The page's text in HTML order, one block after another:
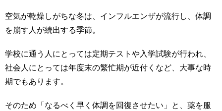
空気が乾燥しがちな冬は、インフルエンザが流行し、体調
を崩す人が続出する季節。
学校に通う人にとっては定期テストや入学試験が行われ、
社会人にとっては年度末の繁忙期が近付くなど、大事な時
期でもあります。
そのため「なるべく早く体調を回復させたい」と、薬を服